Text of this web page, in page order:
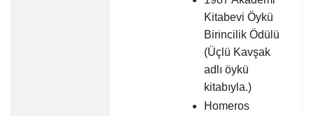
Kitabevi Öykü
Birincilik Ödülü
(Üçlü Kavşak
adlı öykü
kitabıyla.)
Homeros